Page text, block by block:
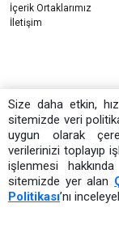
Size daha etkin,
sitemizde veri
uygun olarak
verilerinizi toplayıp
işlenmesi
sitemizde yer alan
Politikası’nı
İçerik Ortaklarımız
İletişim